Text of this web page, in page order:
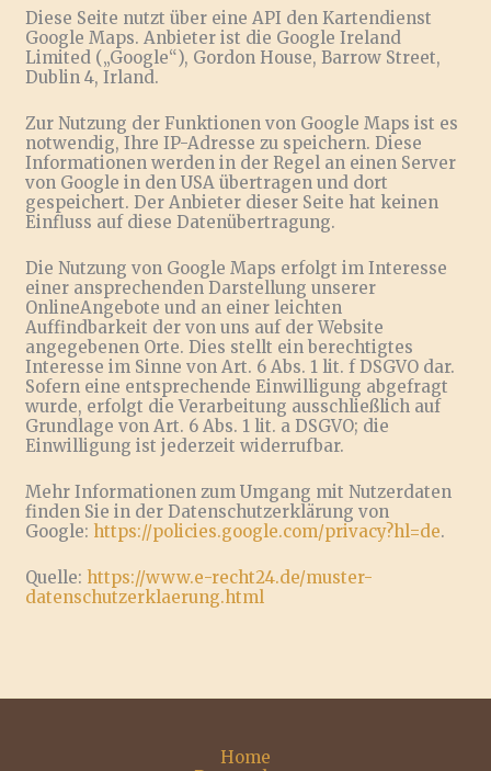
Diese Seite nutzt über eine API den Kartendienst
Google Maps. Anbieter ist die Google Ireland
Limited („Google“), Gordon House, Barrow Street,
Dublin 4, Irland.
Zur Nutzung der Funktionen von Google Maps ist es
notwendig, Ihre IP-Adresse zu speichern. Diese
Informationen werden in der Regel an einen Server
von Google in den USA übertragen und dort
gespeichert. Der Anbieter dieser Seite hat keinen
Einfluss auf diese Datenübertragung.
Die Nutzung von Google Maps erfolgt im Interesse
einer ansprechenden Darstellung unserer
OnlineAngebote und an einer leichten
Auffindbarkeit der von uns auf der Website
angegebenen Orte. Dies stellt ein berechtigtes
Interesse im Sinne von Art. 6 Abs. 1 lit. f DSGVO dar.
Sofern eine entsprechende Einwilligung abgefragt
wurde, erfolgt die Verarbeitung ausschließlich auf
Grundlage von Art. 6 Abs. 1 lit. a DSGVO; die
Einwilligung ist jederzeit widerrufbar.
Mehr Informationen zum Umgang mit Nutzerdaten
finden Sie in der Datenschutzerklärung von
Google:https://policies.google.com/privacy?hl=de.
Quelle:https://www.e-recht24.de/muster-
datenschutzerklaerung.html
Home